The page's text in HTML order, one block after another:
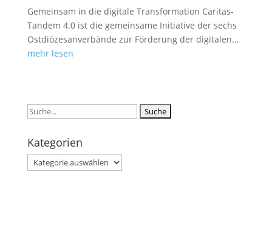
Gemeinsam in die digitale Transformation Caritas-
Tandem 4.0 ist die gemeinsame Initiative der sechs
Ostdiözesanverbände zur Förderung der digitalen...
mehr lesen
Suchen
Kategorien
Kategorien